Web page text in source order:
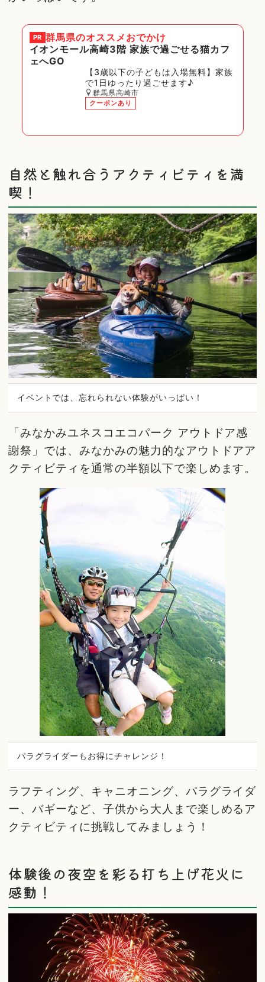
PR 群馬県のオススメおでかけ
イオンモール高崎3階 家族で過ごせる猫カフ
ェへGO
【3歳以下の子どもは入場無料】家族
で1日ゆったり過ごせます♪
群馬県高崎市
クーポンあり
自然と触れ合うアクティビティを満
喫！
イベントでは、忘れられない体験がいっぱい！
「みなかみユネスコエコパーク アウトドア感
謝祭」では、みなかみの魅力的なアウトドアア
クティビティを通常の半額以下で楽しめます。
パラグライダーもお得にチャレンジ！
ラフティング、キャニオニング、パラグライダ
ー、バギーなど、子供から大人まで楽しめるア
クティビティに挑戦してみましょう！
体験後の夜空を彩る打ち上げ花火に
感動！